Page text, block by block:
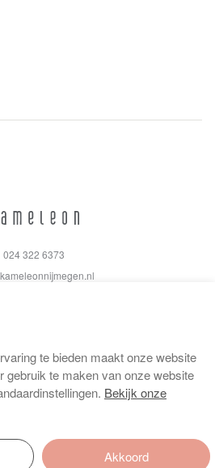
024 322 6373
voorwaarden
Privacy policy
Cookiebeleid
te bieden maakt onze website
gebruik te maken van onze website
Bekijk onze